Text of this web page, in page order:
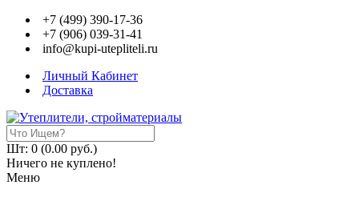
+7 (499) 390-17-36
+7 (906) 039-31-41
info@kupi-utepliteli.ru
Личный Кабинет
Доставка
Шт: 0 (0.00 руб.)
Ничего не куплено!
Меню